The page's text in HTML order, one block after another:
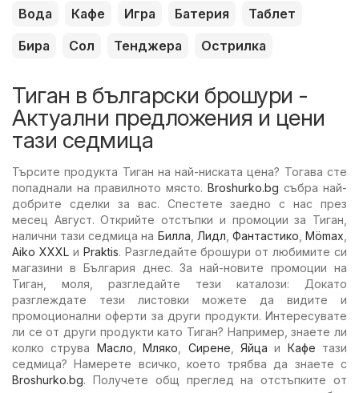
Вода Кафе Игра Батерия
Таблет
Бира
Сол Тенджера Острилка
Тиган в български брошури -
Актуални предложения и цени
тази седмица
Търсите продукта Тиган на най-ниската цена? Тогава сте
попаднали на правилното място. Broshurko.bg събра най-
добрите сделки за вас. Спестете заедно с нас през
месец Август. Открийте отстъпки и промоции за Тиган,
налични тази седмица на Билла Лидл Фантастико ,Mömax
Aiko XXXLи Praktis. Разгледайте брошури от любимите си
магазини в България днес. За най-новите промоции на
Тиган, моля, разгледайте тези каталози: Докато
разглеждате тези листовки можете да видите и
промоционални оферти за други продукти. Интересувате
ли се от други продукти като Тиган? Например, знаете ли
колко струва Масло ,Мляко Сирене Яйца и Кафе тази
седмица? Намерете всичко, което трябва да знаете с
Broshurko.bg. Получете общ преглед на отстъпките от